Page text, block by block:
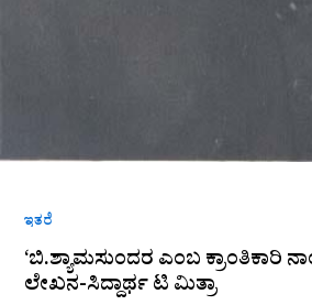
ಇತರೆ
‘ಬಿ.ಶ್ಯಾಮಸುಂದರ ಎಂಬ ಕ್ರಾಂತಿಕಾರಿ
ಲೇಖನ-ಸಿದ್ದಾರ್ಥ ಟಿ ಮಿತ್ರಾ